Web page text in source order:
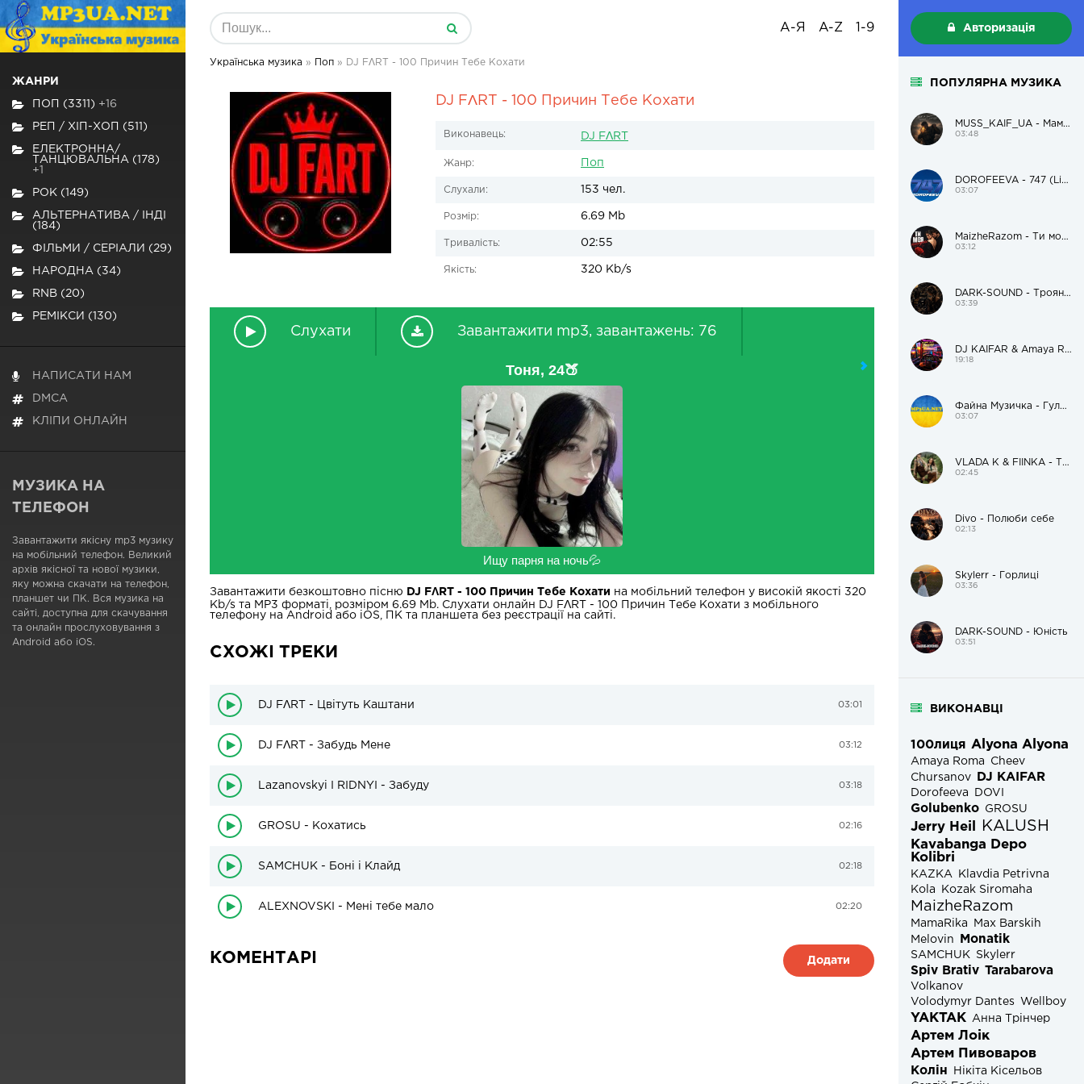
А-Я A-Z 1-9 Авторизація
Українська музика » Поп » DJ FΛRT - 100 Причин Тебе Кохати
DJ FΛRT - 100 Причин Тебе Кохати
Виконавець: DJ FΛRT
Жанр: Поп
Слухали: 153 чел.
Розмір: 6.69 Mb
Тривалість: 02:55
Якість: 320 Kb/s
Слухати Завантажити mp3, завантажень: 76
Тоня, 24🍑
Ищу парня на ночь💦
Завантажити безкоштовно пісню DJ FΛRT - 100 Причин Тебе Кохати на мобільний телефон у високій якості 320
Kb/s та MP3 форматі, розміром 6.69 Mb. Слухати онлайн DJ FΛRT - 100 Причин Тебе Кохати з мобільного
телефону на Android або iOS, ПК та планшета без реєстрації на сайті.
СХОЖІ ТРЕКИ
DJ FΛRT - Цвітуть Каштани 03:01
DJ FΛRT - Забудь Мене 03:12
Lazanovskyi I RIDNYI - Забуду 03:18
GROSU - Кохатись 02:16
SAMCHUK - Боні і Клайд 02:18
ALEXNOVSKI - Мені тебе мало 02:20
КОМЕНТАРІ Додати
ЖАНРИ
ПОП (3311) +16
РЕП / ХІП-ХОП (511)
ЕЛЕКТРОННА/
ТАНЦЮВАЛЬНА (178)
+1
РОК (149)
АЛЬТЕРНАТИВА / ІНДІ
(184)
ФІЛЬМИ / СЕРІАЛИ (29)
НАРОДНА (34)
RNB (20)
РЕМІКСИ (130)
НАПИСАТИ НАМ
DMCA
КЛІПИ ОНЛАЙН
МУЗИКА НА
ТЕЛЕФОН
Завантажити якісну mp3 музику
на мобільний телефон. Великий
архів якісної та нової музики,
яку можна скачати на телефон,
планшет чи ПК. Вся музика на
сайті, доступна для скачування
та онлайн прослуховування з
Android або iOS.
ПОПУЛЯРНА МУЗИКА
MUSS_KAIF_UA - Мам, я пацанам поможу і додому
03:48
DOROFEEVA - 747 (Live Version)
03:07
MaizheRazom - Ти моя трояндочка
03:12
DARK-SOUND - Троянда чорна
03:39
DJ KAIFAR & Amaya Roma – В дорогу
19:18
Файна Музичка - Гуляй, гуляй до ранечку!
03:07
VLADA K & FIÏNKA - Там, де музика
02:45
Divo - Полюби себе
02:13
Skylerr - Горлиці
03:36
DARK-SOUND - Юність
03:51
ВИКОНАВЦІ
100лиця Alyona Alyona
Amaya Roma
Cheev
Chursanov
DJ KAIFAR
Dorofeeva DOVI
Golubenko GROSU
Jerry Heil KALUSH
Kavabanga Depo
Kolibri
KAZKA
Klavdia Petrivna
Kola
Kozak Siromaha
MaizheRazom
MamaRika
Max Barskih
Melovin
Monatik
SAMCHUK Skylerr
Spiv Brativ Tarabarova
Volkanov
Volodymyr Dantes
Wellboy
YAKTAK Анна Трінчер
Артем Лоік
Артем Пивоваров
Колін
Нікіта Кісельов
ЦЕНЫ НИЖЕ НЕКУДА ❗❗❗